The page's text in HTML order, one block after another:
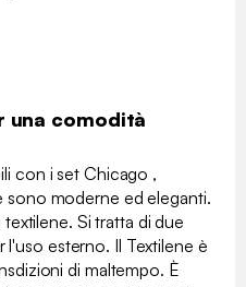
una comodità
con i set Chicago ,
sono moderne ed eleganti.
Si tratta di due
l'uso esterno. Il Textilene è
di maltempo. È